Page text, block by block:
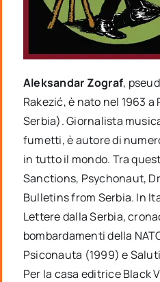
Aleksandar Zograf,
Rakezić, è nato nel 1963
Serbia). Giornalista
fumetti, è autore di
in tutto il mondo. Tra
Sanctions, Psychonaut,
Bulletins from Serbia. In
Lettere dalla Serbia,
bombardamenti della
Psiconauta (1999) e
Per la casa editrice Black